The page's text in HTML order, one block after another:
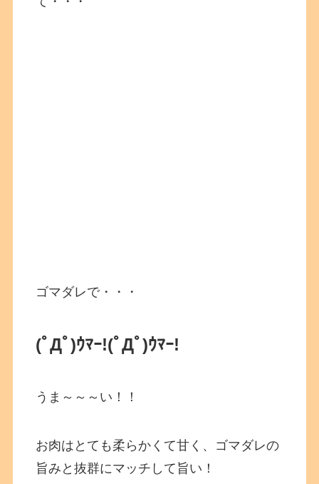
ゴマダレで・・・
(ﾟДﾟ)ｳﾏｰ!(ﾟДﾟ)ｳﾏｰ!
うま～～～い！！
お肉はとても柔らかくて甘く、ゴマダレの
旨みと抜群にマッチして旨い！